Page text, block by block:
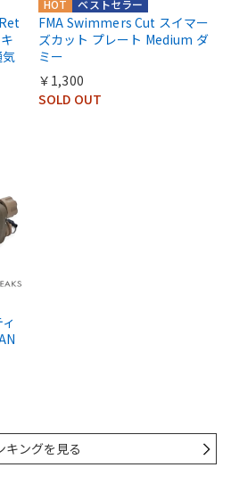
ベストセラー
HOT
FMA Swimmers Cut スイマー
ズカット プレート Medium ダ
ミー
￥1,300
SOLD OUT
キングを見る